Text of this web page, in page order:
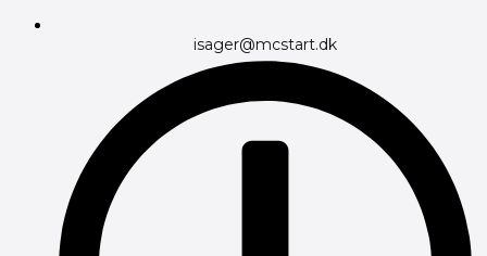
isager@mcstart.dk